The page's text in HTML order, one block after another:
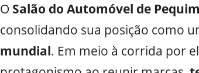
O Salão do Automóvel de
consolidando sua posição como
mundial. Em meio à corrida por